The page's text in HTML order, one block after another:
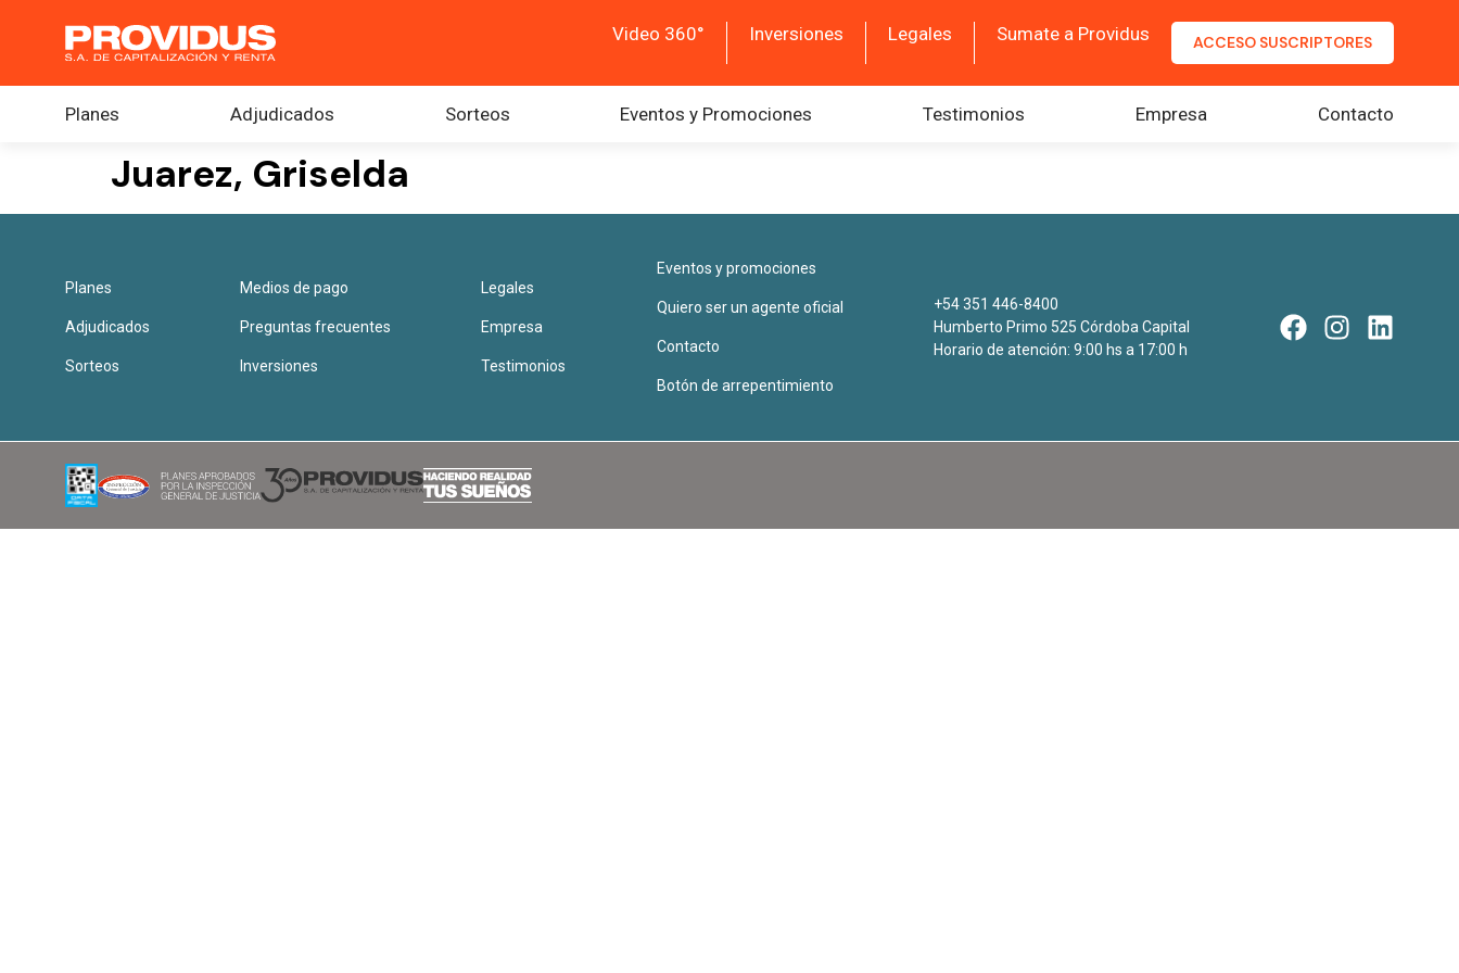
Video 360° Inversiones Legales Sumate a Providus ACCESO SUSCRIPTORES
Planes Adjudicados Sorteos Eventos y Promociones Testimonios Empresa Contacto
Juarez, Griselda
Planes
Adjudicados
Sorteos
Medios de pago
Preguntas frecuentes
Inversiones
Legales
Empresa
Testimonios
Eventos y promociones
Quiero ser un agente oficial
Contacto
Botón de arrepentimiento
+54 351 446-8400
Humberto Primo 525 Córdoba Capital
Horario de atención: 9:00 hs a 17:00 h